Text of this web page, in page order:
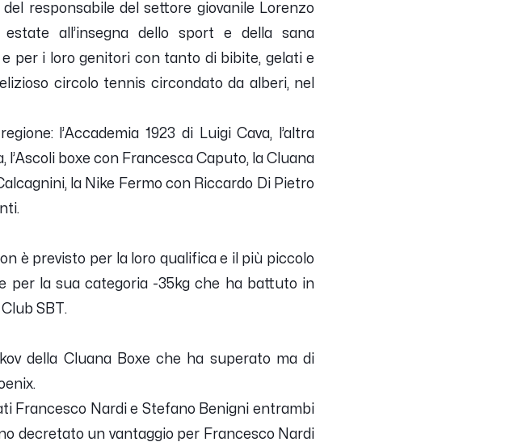
responsabile del settore giovanile Lorenzo
all’insegna dello sport e della sana
per i loro genitori con tanto di bibite, gelati e
circolo tennis circondato da alberi, nel
l’Accademia 1923 di Luigi Cava, l’altra
boxe con Francesca Caputo, la Cluana
la Nike Fermo con Riccardo Di Pietro
è previsto per la loro qualifica e il più piccolo
per la sua categoria -35kg che ha battuto in
SBT.
della Cluana Boxe che ha superato ma di
Francesco Nardi e Stefano Benigni entrambi
decretato un vantaggio per Francesco Nardi